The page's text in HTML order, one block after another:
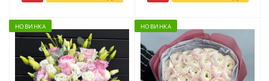
НОВИНКА НОВИНКА